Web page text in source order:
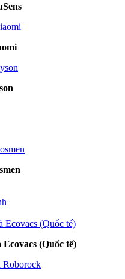
(Quốc tế)